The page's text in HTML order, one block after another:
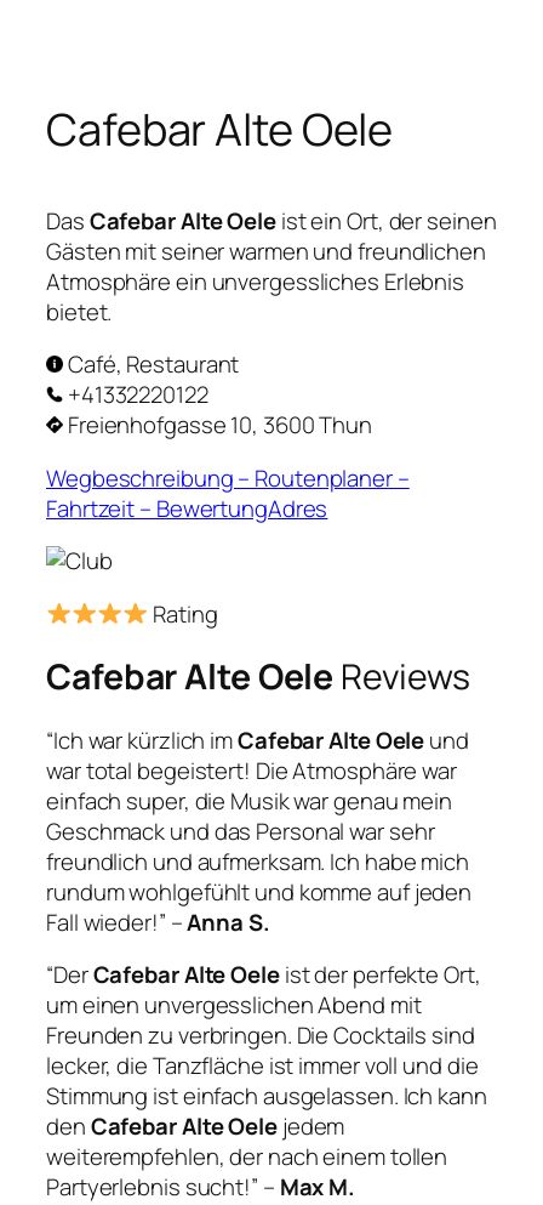
springen
Cafebar Alte Oele
DasCafebar Alte Oeleist ein Ort, der seinen
Gästen mit seiner warmen und freundlichen
Atmosphäre ein unvergessliches Erlebnis
bietet.
Café, Restaurant
+41332220122
Freienhofgasse 10, 3600 Thun
Wegbeschreibung – Routenplaner –
Fahrtzeit – BewertungAdres
Rating
Cafebar Alte Oele Reviews
“Ich war kürzlich imCafebar Alte Oeleund
war total begeistert! Die Atmosphäre war
einfach super, die Musik war genau mein
Geschmack und das Personal war sehr
freundlich und aufmerksam. Ich habe mich
rundum wohlgefühlt und komme auf jeden
Fall wieder!” –Anna S.
“DerCafebar Alte Oeleist der perfekte Ort,
um einen unvergesslichen Abend mit
Freunden zu verbringen. Die Cocktails sind
lecker, die Tanzfläche ist immer voll und die
Stimmung ist einfach ausgelassen. Ich kann
denCafebar Alte Oelejedem
weiterempfehlen, der nach einem tollen
Partyerlebnis sucht!” – Max M.